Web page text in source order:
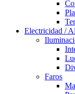
Electricidad /
Faros